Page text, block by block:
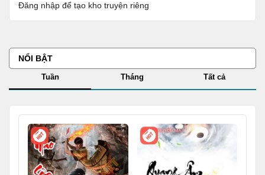
Đăng nhập để tạo kho truyện riêng
NỔI BẬT
Tuần Tháng Tất cả